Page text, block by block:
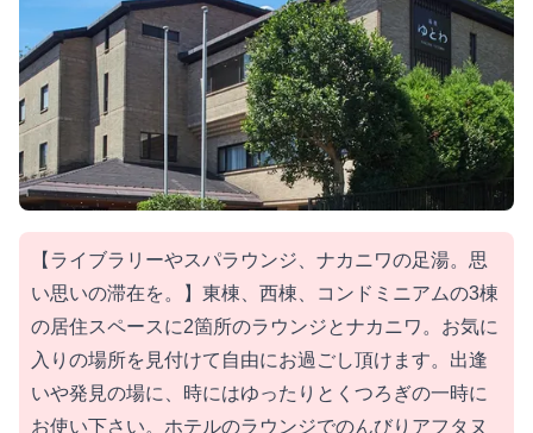
【ライブラリーやスパラウンジ、ナカニワの足湯。思
い思いの滞在を。】東棟、西棟、コンドミニアムの3棟
の居住スペースに2箇所のラウンジとナカニワ。お気に
入りの場所を見付けて自由にお過ごし頂けます。出逢
いや発見の場に、時にはゆったりとくつろぎの一時に
お使い下さい。ホテルのラウンジでのんびりアフタヌ